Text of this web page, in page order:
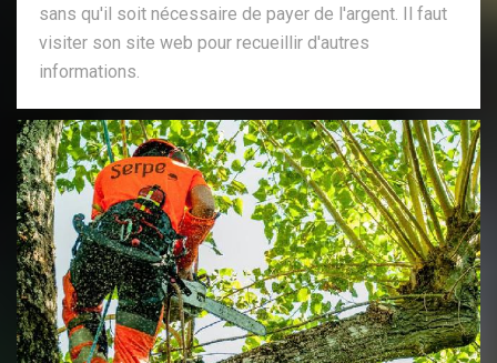
sans qu'il soit nécessaire de payer de l'argent. Il faut
visiter son site web pour recueillir d'autres
informations.